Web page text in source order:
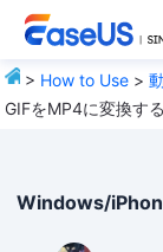
> How to Use >
GIFをMP4に変換する
Windows/